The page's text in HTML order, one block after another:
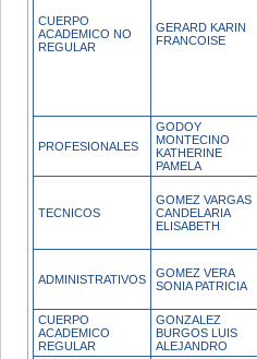
CUERPO
ACADEMICO NO
REGULAR
GERARD KARIN
FRANCOISE
PROFESIONALES
GODOY
MONTECINO
KATHERINE
PAMELA
TECNICOS
GOMEZ VARGAS
CANDELARIA
ELISABETH
ADMINISTRATIVOS
GOMEZ VERA
SONIA PATRICIA
CUERPO
ACADEMICO
REGULAR
GONZALEZ
BURGOS LUIS
ALEJANDRO